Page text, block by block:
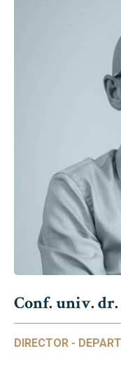
Conf. univ.
DIRECTOR -